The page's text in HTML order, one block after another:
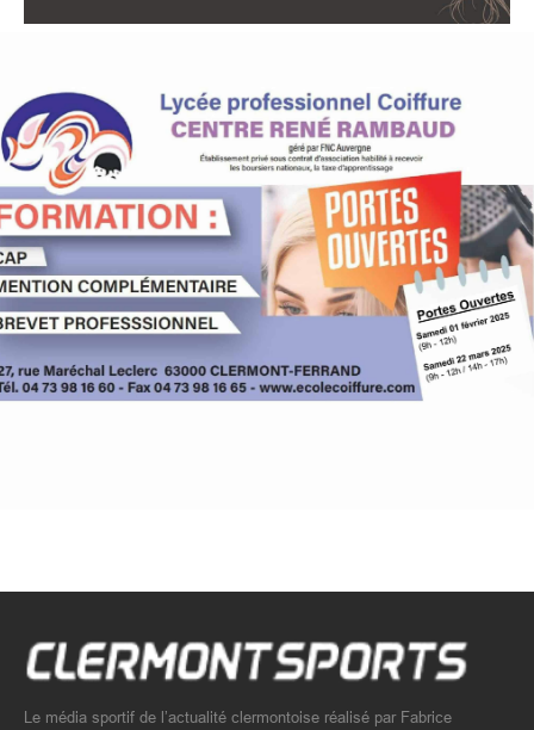
Le média sportif de l’actualité clermontoise réalisé par Fabrice